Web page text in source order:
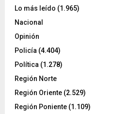
Lo más leído (1.965)
Nacional
Opinión
Policía (4.404)
Política (1.278)
Región Norte
Región Oriente (2.529)
Región Poniente (1.109)